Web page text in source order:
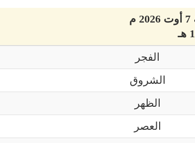
الفجر
الشروق
الظهر
العصر